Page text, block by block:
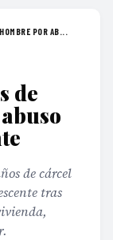
POR AB...
de
de cárcel
tras